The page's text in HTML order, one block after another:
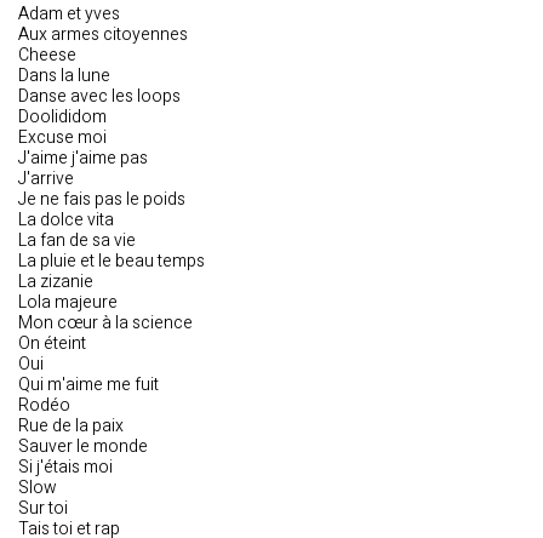
Adam et yves
Aux armes citoyennes
Cheese
Dans la lune
Danse avec les loops
Doolididom
Excuse moi
J'aime j'aime pas
J'arrive
Je ne fais pas le poids
La dolce vita
La fan de sa vie
La pluie et le beau temps
La zizanie
Lola majeure
Mon cœur à la science
On éteint
Oui
Qui m'aime me fuit
Rodéo
Rue de la paix
Sauver le monde
Si j'étais moi
Slow
Sur toi
Tais toi et rap